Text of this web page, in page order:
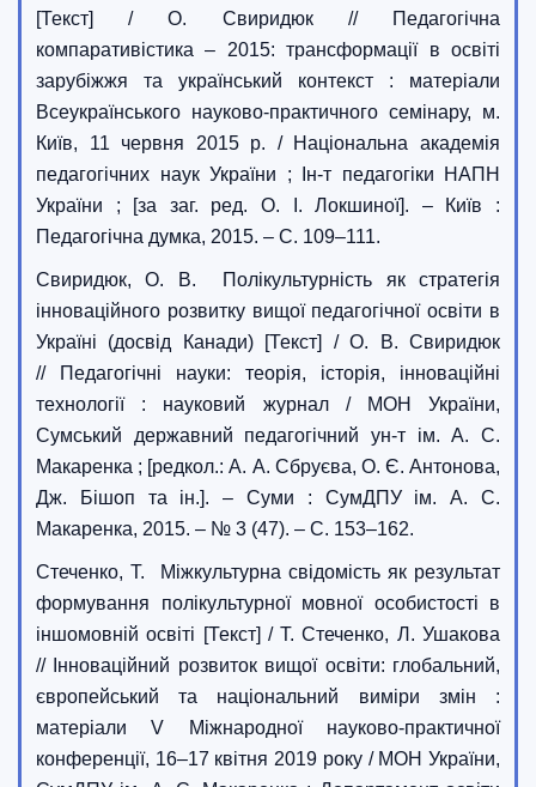
[Текст] / О. Свиридюк // Педагогічна
компаративістика – 2015: трансформації в освіті
зарубіжжя та український контекст : матеріали
Всеукраїнського науково-практичного семінару, м.
Київ, 11 червня 2015 р. / Національна академія
педагогічних наук України ; Ін-т педагогіки НАПН
України ; [за заг. ред. О. І. Локшиної]. – Київ :
Педагогічна думка, 2015. – С. 109–111.
Свиридюк, О. В. Полікультурність як стратегія
інноваційного розвитку вищої педагогічної освіти в
Україні (досвід Канади) [Текст] / О. В. Свиридюк
// Педагогічні науки: теорія, історія, інноваційні
технології : науковий журнал / МОН України,
Сумський державний педагогічний ун-т ім. А. С.
Макаренка ; [редкол.: А. А. Сбруєва, О. Є. Антонова,
Дж. Бішоп та ін.]. – Суми : СумДПУ ім. А. С.
Макаренка, 2015. – № 3 (47). – С. 153–162.
Стеченко, Т. Міжкультурна свідомість як результат
формування полікультурної мовної особистості в
іншомовній освіті [Текст] / Т. Стеченко, Л. Ушакова
// Інноваційний розвиток вищої освіти: глобальний,
європейський та національний виміри змін :
матеріали V Міжнародної науково-практичної
конференції, 16–17 квітня 2019 року / МОН України,